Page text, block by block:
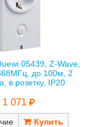
05439, Z-Wave,
до 100м, 2
в розетку, IP20
1 071